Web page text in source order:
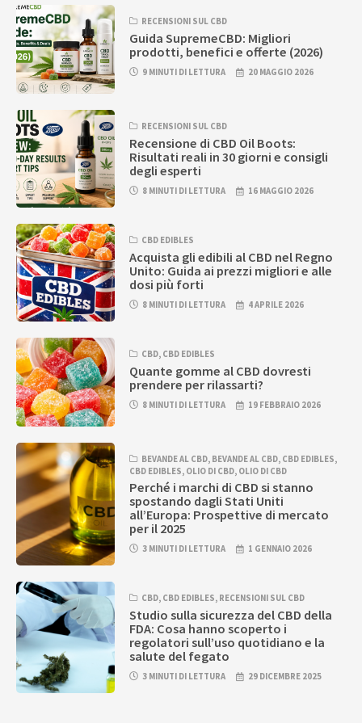
RECENSIONI SUL CBD
Guida SupremeCBD: Migliori
prodotti, benefici e offerte (2026)
9 MINUTI DI LETTURA 20 MAGGIO 2026
RECENSIONI SUL CBD
Recensione di CBD Oil Boots:
Risultati reali in 30 giorni e consigli
degli esperti
8 MINUTI DI LETTURA 16 MAGGIO 2026
CBD EDIBLES
Acquista gli edibili al CBD nel Regno
Unito: Guida ai prezzi migliori e alle
dosi più forti
8 MINUTI DI LETTURA 4 APRILE 2026
CBD, CBD EDIBLES
Quante gomme al CBD dovresti
prendere per rilassarti?
8 MINUTI DI LETTURA 19 FEBBRAIO 2026
BEVANDE AL CBD, BEVANDE AL CBD, CBD EDIBLES,
CBD EDIBLES, OLIO DI CBD, OLIO DI CBD
Perché i marchi di CBD si stanno
spostando dagli Stati Uniti
all’Europa: Prospettive di mercato
per il 2025
3 MINUTI DI LETTURA 1 GENNAIO 2026
CBD, CBD EDIBLES, RECENSIONI SUL CBD
Studio sulla sicurezza del CBD della
FDA: Cosa hanno scoperto i
regolatori sull’uso quotidiano e la
salute del fegato
3 MINUTI DI LETTURA 29 DICEMBRE 2025